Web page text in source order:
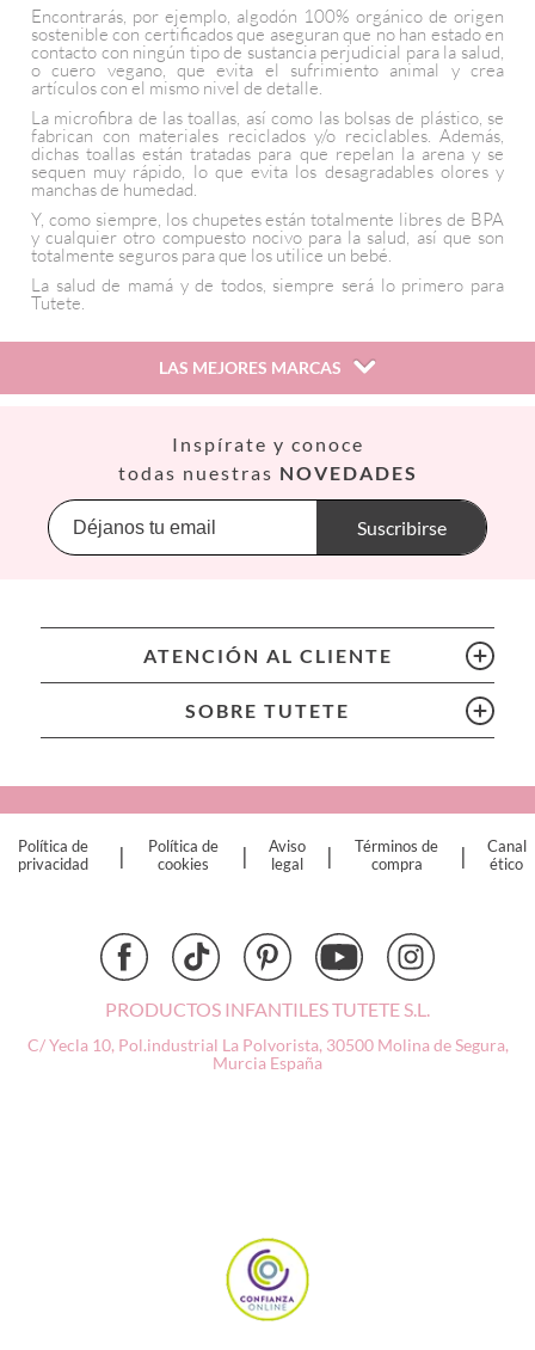
Encontrarás, por ejemplo, algodón 100% orgánico de origen
sostenible con certificados que aseguran que no han estado en
contacto con ningún tipo de sustancia perjudicial para la salud,
o cuero vegano, que evita el sufrimiento animal y crea
artículos con el mismo nivel de detalle.
La microfibra de las toallas, así como las bolsas de plástico, se
fabrican con materiales reciclados y/o reciclables. Además,
dichas toallas están tratadas para que repelan la arena y se
sequen muy rápido, lo que evita los desagradables olores y
manchas de humedad.
Y, como siempre, los chupetes están totalmente libres de BPA
y cualquier otro compuesto nocivo para la salud, así que son
totalmente seguros para que los utilice un bebé.
La salud de mamá y de todos, siempre será lo primero para
Tutete.
LAS MEJORES MARCAS
Banwood
BIBS
Cristina de Jos'h
Djeco
Inspírate y conoce
todas nuestras NOVEDADES
Suscribirse
ATENCIÓN AL CLIENTE
SOBRE TUTETE
Política de
privacidad
|
Política de
cookies
|
Aviso
legal
|
Términos de
compra
|
Canal
ético
PRODUCTOS INFANTILES TUTETE S.L.
C/ Yecla 10, Pol.industrial La Polvorista, 30500 Molina de Segura,
Murcia España